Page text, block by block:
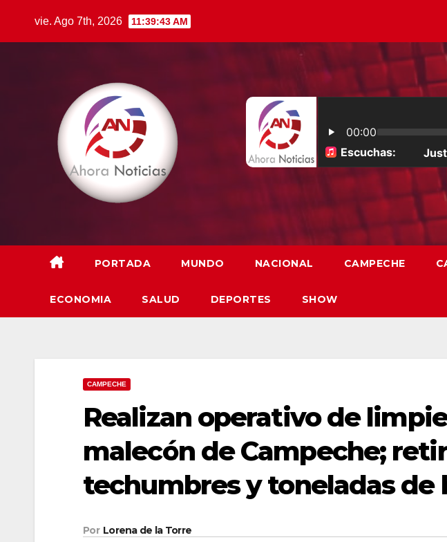
vie. Ago 7th, 2026 11:39:45 AM
PORTADA MUNDO NACIONAL CAMPECHE
ECONOMIA SALUD DEPORTES SHOW
CAMPECHE
Realizan operativo de
malecón de Campeche;
techumbres y toneladas de
Por Lorena de la Torre